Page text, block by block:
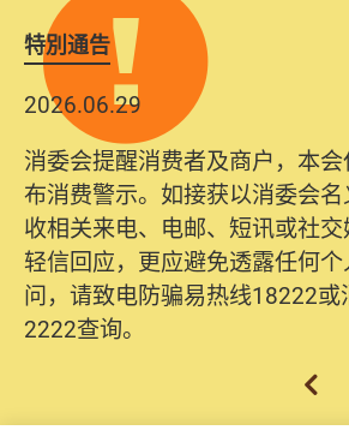
特別通告
2026.06.29
消委会提醒消费者及商户，本
布消费警示。如接获以消委会
收相关来电、电邮、短讯或社
轻信回应，更应避免透露任何
问，请致电防骗易热线18222
2222查询。